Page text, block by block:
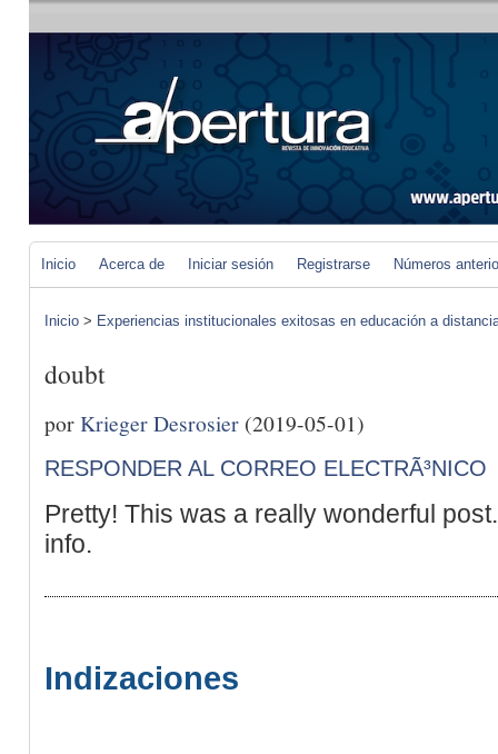
Inicio Acerca de Iniciar sesión Registrarse Números
Inicio > Experiencias institucionales exitosas en educación a
doubt
porKrieger Desrosier (2019-05-01)
RESPONDER AL CORREO ELECTRÃ³NICO
Pretty! This was a really wonderful
info.
Indizaciones